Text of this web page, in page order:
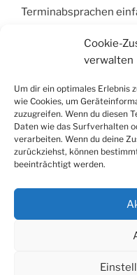
Cookie-
verwalten
Um dir ein optimales Erlebnis
wie Cookies, um
zuzugreifen. Wenn du diesen
Daten wie das Surfverhalten
verarbeiten. Wenn du deine
zurückziehst, können
beeinträchtigt werden.
Terminabsprachen
Ausstellung in der
Handorfer Str. 20
In dieser
mir, Aquarelle, Kreide
unregelmäßigen
um die Ausstellung für
interessant und
Öffnungszeiten der